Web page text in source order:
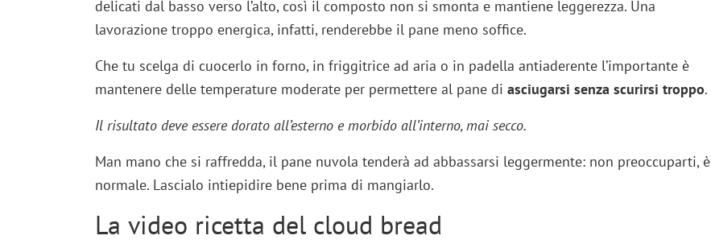
delicati dal basso verso l’alto, così il composto non si smonta e mantiene leggerezza. Una
lavorazione troppo energica, infatti, renderebbe il pane meno soffice.
Che tu scelga di cuocerlo in forno, in friggitrice ad aria o in padella antiaderente l’importante è
mantenere delle temperature moderate per permettere al pane di asciugarsi senza scurirsi troppo.
Il risultato deve essere dorato all’esterno e morbido all’interno, mai secco.
Man mano che si raffredda, il pane nuvola tenderà ad abbassarsi leggermente: non preoccuparti, è
normale. Lascialo intiepidire bene prima di mangiarlo.
La video ricetta del cloud bread